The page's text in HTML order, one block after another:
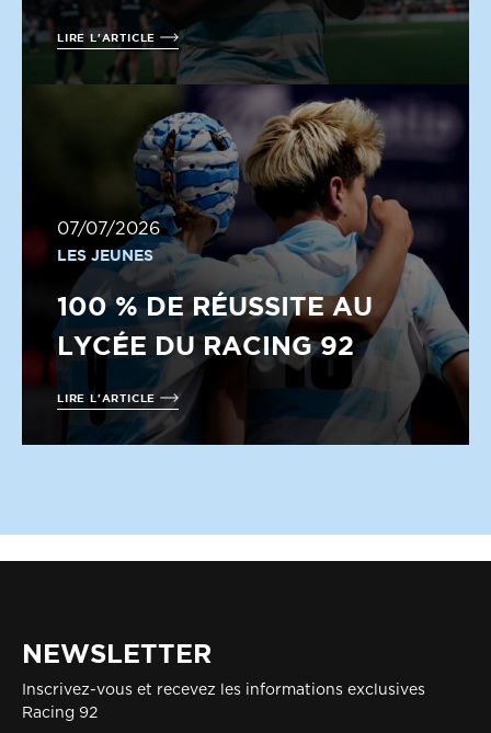
LIRE L'ARTICLE
07/07/2026
LES JEUNES
100 % DE RÉUSSITE AU
LYCÉE DU RACING 92
LIRE L'ARTICLE
NEWSLETTER
Inscrivez-vous et recevez les informations exclusives
Racing 92